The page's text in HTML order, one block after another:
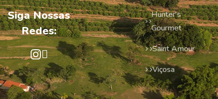
Siga Nossas
Redes:
Hunter's
Gourmet
Saint Amour
Viçosa